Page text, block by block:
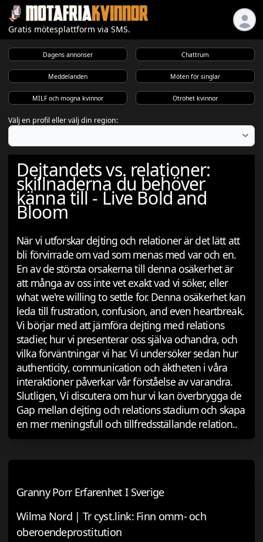
Gratis mötesplattform via SMS.
Dagens annonser Chattrum
Meddelanden Möten för singlar
MILF och mogna kvinnor Otrohet kvinnor
Välj en profil eller välj din region:
Dejtandets vs. relationer:
skillnaderna du behöver
känna till - Live Bold and
Bloom
När vi utforskar dejting och relationer är det lätt att
bli förvirrade om vad som menas med var och en.
En av de största orsakerna till denna osäkerhet är
att många av oss inte vet exakt vad vi söker, eller
what we're willing to settle for. Denna osäkerhet kan
leda till frustration, confusion, and even heartbreak.
Vi börjar med att jämföra dejting med relations
stadier, hur vi presenterar oss själva ochandra, och
vilka förväntningar vi har. Vi undersöker sedan hur
authenticity, communication och äktheten i våra
interaktioner påverkar vår förståelse av varandra.
Slutligen, Vi discutera om hur vi kan överbrygga de
Gap mellan dejting och relations stadium och skapa
en mer meningsfull och tillfredsställande relation..
Granny Porr Erfarenhet I Sverige
Wilma Nord | Tr cyst.link: Finn omm- och
oberoendeprostitution